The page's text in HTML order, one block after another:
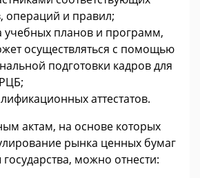
операций и правил;
учебных планов и программ,
осуществляться с помощью
подготовки кадров для
аттестатов.
актам, на основе которых
рынка ценных бумаг
можно отнести: